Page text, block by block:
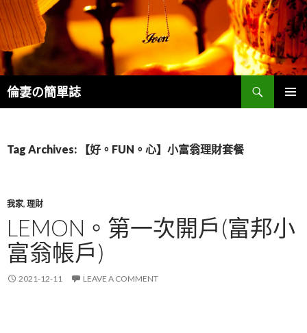
倫妻の簡單誌
Search
Tag Archives: 【好。FUN。心】小富翁理財套餐
我家, 理財
LEMON。第一次開戶(富邦小
富翁帳戶)
2021-12-11 LEAVE A COMMENT